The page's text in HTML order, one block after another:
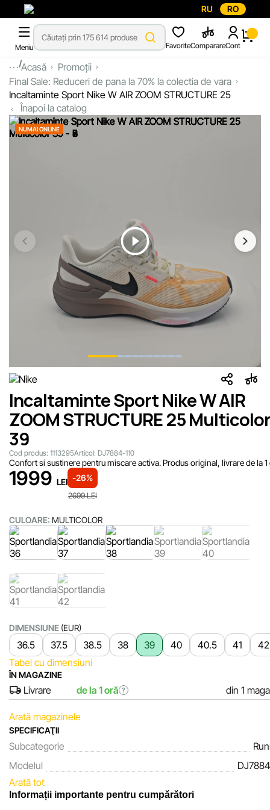
RU RO
Meniu FavoriteComparareCont
...Acasă
Promoții
Final Sale: Reduceri de pana la 70% la colectia de vara
Incaltaminte Sport Nike W AIR ZOOM STRUCTURE 25
Înapoi la catalog
NUMAI ONLINE
Incaltaminte Sport Nike W AIR
ZOOM STRUCTURE 25 Multicolor
39
Cod produs: 1113295Articol: DJ7884-110
Confort si sustinere pentru miscare activa. Produs original, livrare de la 1
-26%
2699LEI
1999 LEI
CULOARE: MULTICOLOR
DIMENSIUNE (EUR)
36.5 37.5 38.5 38 39 40 40.5 41
42
Tabel cu dimensiuni
ÎN MAGAZINE
Livrare de la 1 oră ? din 1
Arată magazinele
SPECIFICAŢII
Subcategorie
Modelul
Arată tot
Informații importante pentru cumpărători